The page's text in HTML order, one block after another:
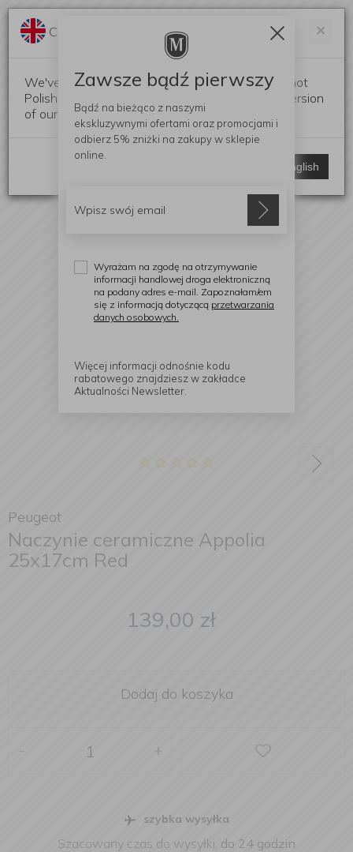
Peugeot
Naczynie ceramiczne Appolia
25x17cm Red
139,00 zł
Dodaj do koszyka
+
szybka wysyłka
Szacowany czas do wysyłki: do 24 godzin
×
Change language?
We've detected that your browser language is not
Polish. Would you like to switch to the English version
of our website?
Switch to English
Zawsze bądź pierwszy
Bądź na bieżąco z naszymi
ekskluzywnymi ofertami oraz promocjami i
odbierz 5% zniżki na zakupy w sklepie
online.
Wyrażam na zgodę na otrzymywanie
informacji handlowej droga elektroniczną
na podany adres e-mail. Zapoznałam/em
się z informacją dotyczącą przetwarzania
danych osobowych.
Więcej informacji odnośnie kodu
rabatowego znajdziesz w zakładce
Aktualności Newsletter.